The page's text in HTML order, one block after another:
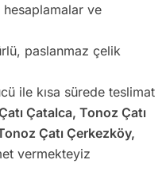
hesaplamalar ve
paslanmaz çelik
ile kısa sürede teslimat
Çatalca, Tonoz Çatı
Çatı Çerkezköy,
vermekteyiz